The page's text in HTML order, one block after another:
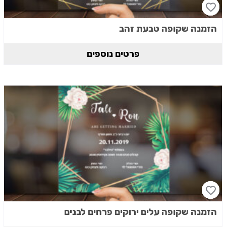
הזמנה שקופה טבעת זהב
פרטים נוספים
הזמנה שקופה עלים ירוקים פרחים לבנים